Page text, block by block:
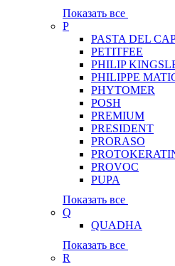
Показать все
P
PASTA DEL
PETITFEE
PHILIP
PHILIPPE
PHYTOMER
POSH
PREMIUM
PRESIDENT
PRORASO
PROVOC
PUPA
Показать все
Q
QUADHA
Показать все
R